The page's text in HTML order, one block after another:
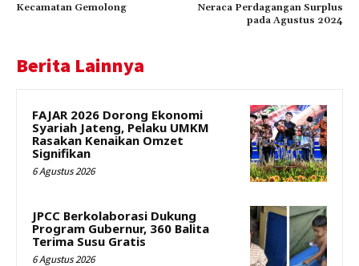
Kecamatan Gemolong
Neraca Perdagangan Surplus
pada Agustus 2024
Berita Lainnya
FAJAR 2026 Dorong Ekonomi
Syariah Jateng, Pelaku UMKM
Rasakan Kenaikan Omzet
Signifikan
6 Agustus 2026
JPCC Berkolaborasi Dukung
Program Gubernur, 360 Balita
Terima Susu Gratis
6 Agustus 2026